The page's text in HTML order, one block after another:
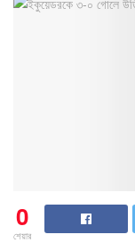
0
শেয়ার